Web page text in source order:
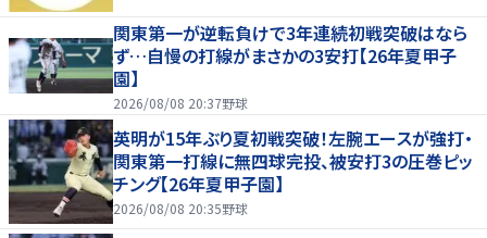
関東第一が逆転負けで3年連続初戦突破はなら
ず…自慢の打線がまさかの3安打【26年夏甲子
園】
2026/08/08 20:37野球
英明が15年ぶり夏初戦突破！左腕エースが強打・
関東第一打線に無四球完投、被安打3の圧巻ピッ
チング【26年夏甲子園】
2026/08/08 20:35野球